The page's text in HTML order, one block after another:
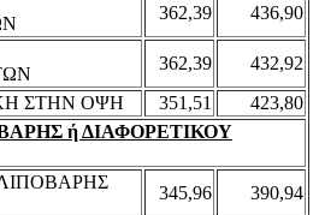
362,39
436,90
362,39
432,92
ΣΤΗΝ ΟΨΗ
351,51
423,80
ή ΔΙΑΦΟΡΕΤΙΚΟΥ
ΛΙΠΟΒΑΡΗΣ
345,96
390,94